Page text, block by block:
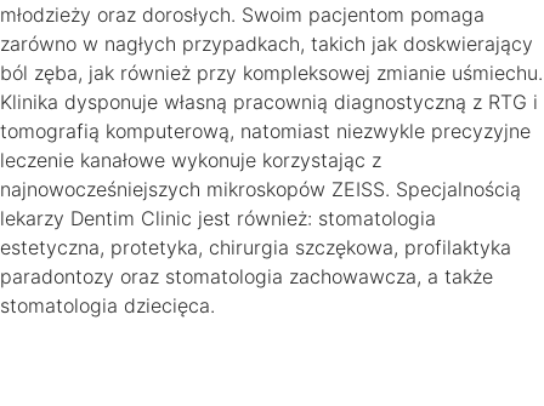
młodzieży oraz dorosłych. Swoim pacjentom pomaga
zarówno w nagłych przypadkach, takich jak doskwierający
ból zęba, jak również przy kompleksowej zmianie uśmiechu.
Klinika dysponuje własną pracownią diagnostyczną z RTG i
tomografią komputerową, natomiast niezwykle precyzyjne
leczenie kanałowe wykonuje korzystając z
najnowocześniejszych mikroskopów ZEISS. Specjalnością
lekarzy Dentim Clinic jest również: stomatologia
estetyczna, protetyka, chirurgia szczękowa, profilaktyka
paradontozy oraz stomatologia zachowawcza, a także
stomatologia dziecięca.